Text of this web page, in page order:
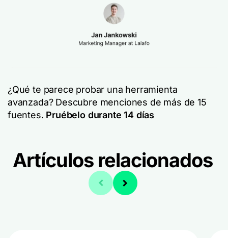
¿Qué te parece probar una herramienta
avanzada? Descubre menciones de más de 15
fuentes. Pruébelo durante 14 días
Artículos relacionados